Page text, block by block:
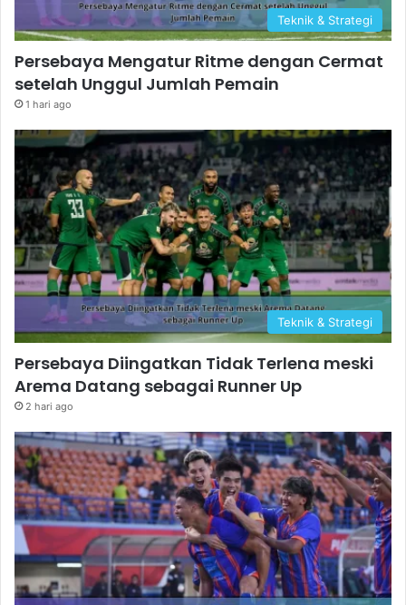
Teknik & Strategi
Persebaya Mengatur Ritme dengan Cermat
setelah Unggul Jumlah Pemain
1 hari ago
Teknik & Strategi
Persebaya Diingatkan Tidak Terlena meski
Arema Datang sebagai Runner Up
2 hari ago